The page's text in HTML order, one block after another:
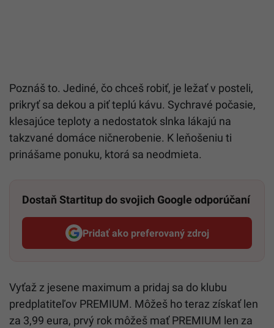
Poznáš to. Jediné, čo chceš robiť, je ležať v posteli,
prikryť sa dekou a piť teplú kávu. Sychravé počasie,
klesajúce teploty a nedostatok slnka lákajú na
takzvané domáce ničnerobenie. K leňošeniu ti
prinášame ponuku, ktorá sa neodmieta.
Dostaň Startitup do svojich Google odporúčaní
Pridať ako preferovaný zdroj
Startitup, odkaz sa otvorí v
Vyťaž z jesene maximum a pridaj sa do klubu
predplatiteľov PREMIUM. Môžeš ho teraz získať len
za 3,99 eura, prvý rok môžeš mať PREMIUM len za